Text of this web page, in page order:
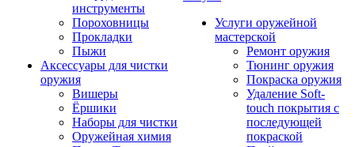
инструменты
Пороховницы
Прокладки
Пыжи
Аксессуары для чистки
оружия
Вишеры
Ёршики
Наборы для чистки
Оружейная химия
Услуги оружейной
мастерской
Ремонт оружия
Тюнинг оружия
Покраска оружия
Удаление Soft-
touch покрытия с
последующей
покраской